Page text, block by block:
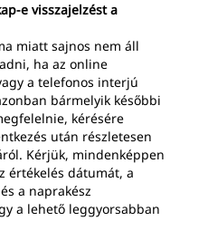
e visszajelzést a
miatt sajnos nem áll
ha az online
a telefonos interjú
bármelyik későbbi
kérésére
után részletesen
Kérjük, mindenképpen
értékelés dátumát, a
a naprakész
a lehető leggyorsabban